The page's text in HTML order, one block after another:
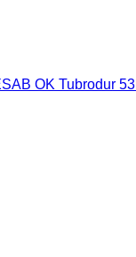
OK Tubrodur